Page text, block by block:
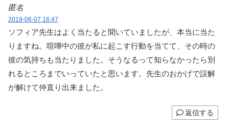
匿名
2019-06-07 16:47
ソフィア先生はよく当たると聞いていましたが、本当に当た
りますね。喧嘩中の彼が私に起こす行動を当てて、その時の
彼の気持ちも当たりました。そうなるって知らなかったら別
れるところまでいっていたと思います。先生のおかげで誤解
が解けて仲直り出来ました。
返信する